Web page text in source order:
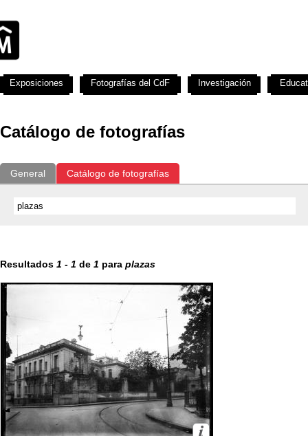
Catálogo de fotografías
General Catálogo de fotografías
Resultados 1 - 1 de 1 para plazas
Exposiciones Fotografías del CdF Investigación